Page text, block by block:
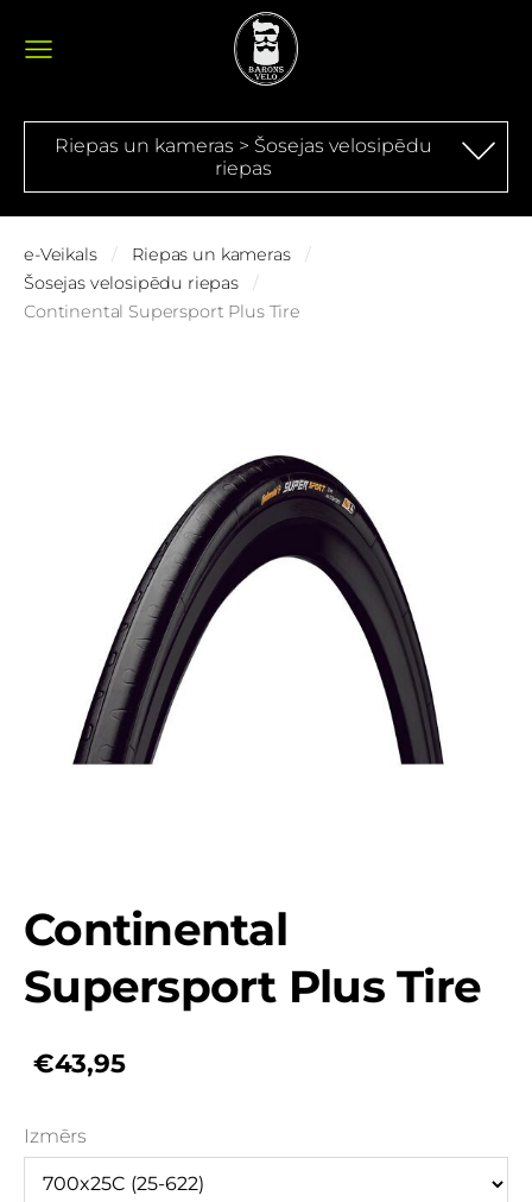
Riepas un kameras > Šosejas velosipēdu
riepas
e-Veikals
Riepas un kameras
Šosejas velosipēdu riepas
Continental Supersport Plus Tire
Continental
Supersport Plus Tire
€43,95
Izmērs